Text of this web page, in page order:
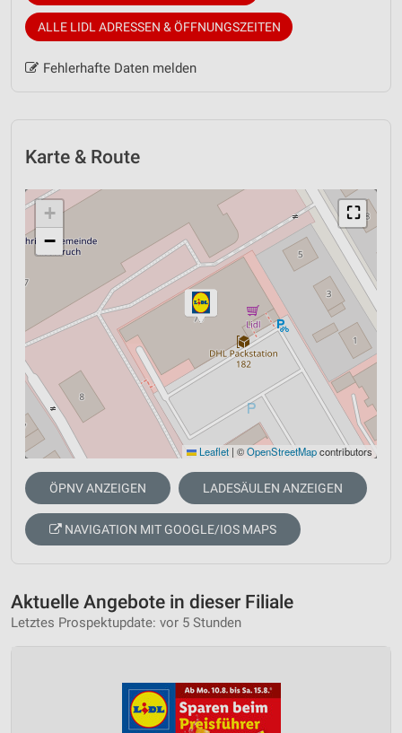
ALLE LIDL ADRESSEN & ÖFFNUNGSZEITEN
Fehlerhafte Daten melden
Karte & Route
⛶
+
−
Leaflet | ©OpenStreetMapcontributors
ÖPNV ANZEIGEN LADESÄULEN ANZEIGEN
NAVIGATION MIT GOOGLE/IOS MAPS
Aktuelle Angebote in dieser Filiale
Letztes Prospektupdate: vor 5 Stunden